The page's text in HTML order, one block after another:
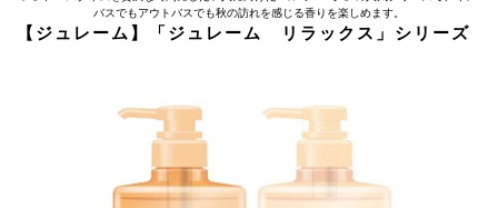
バスでもアウトバスでも秋の訪れを感じる香りを楽しめます。
【ジュレーム】「ジュレーム リラックス」シリーズ